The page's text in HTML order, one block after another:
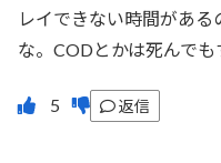
レイできない時間があ
な。CODとかは死んでも
返信